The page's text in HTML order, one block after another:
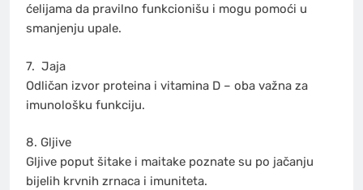
ćelijama da pravilno funkcionišu i mogu pomoći u
smanjenju upale.
7. Jaja
Odličan izvor proteina i vitamina D – oba važna za
imunološku funkciju.
8. Gljive
Gljive poput šitake i maitake poznate su po jačanju
bijelih krvnih zrnaca i imuniteta.